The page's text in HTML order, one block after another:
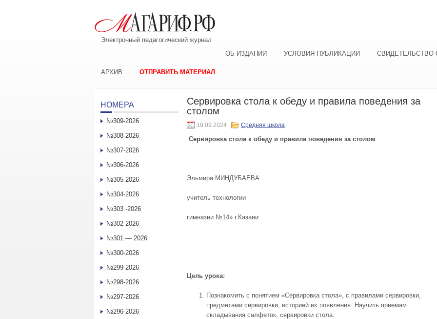
Электронный педагогический журнал
ОБ ИЗДАНИИ
УСЛОВИЯ ПУБЛИКАЦИИ СВИДЕТЕЛЬСТВО
АРХИВ ОТПРАВИТЬ МАТЕРИАЛ
Сервировка стола к обеду и правила поведения за
столом
19.09.2024 Средняя школа
Сервировка стола к обеду и правила поведения за столом
Эльмира МИНДУБАЕВА
учитель технологии
гимназии №14» г.Казани
Цель урока:
Познакомить с понятием «Сервировка стола», с правилами сервировки,
предметами сервировки, историей их появления. Научить приемам
складывания салфеток, сервировки стола.
НОМЕРА
№309-2026
№308-2026
№307-2026
№306-2026
№305-2026
№304-2026
№303 -2026
№302-2026
№301 — 2026
№300-2026
№299-2026
№298-2026
№297-2026
№296-2026